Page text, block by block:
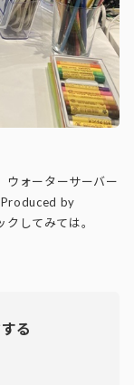
ウォーターサーバー
by
してみては。
る